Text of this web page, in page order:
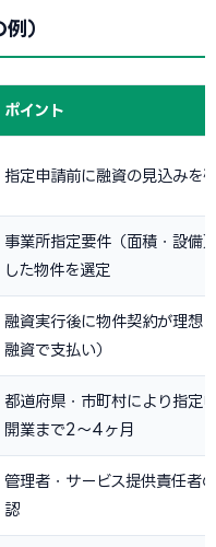
）
ポイント
指定申請前に融資の見込みを
事業所指定要件（面積・設備
した物件を選定
融資実行後に物件契約が理想
融資で支払い）
都道府県・市町村により指定
開業まで2〜4ヶ月
管理者・サービス提供責任者
認